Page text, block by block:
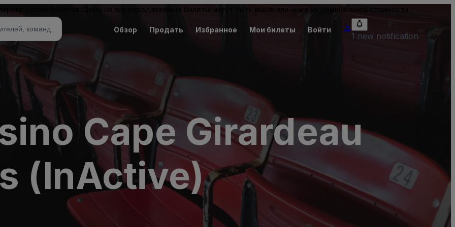
билетов. Цены на перепродаваемые билеты могут быть выше или ниже их номинальной стоимости.
Обзор Продать Избранное Мои билеты Войти
1 new notification
Cape Girardeau
(InActive)